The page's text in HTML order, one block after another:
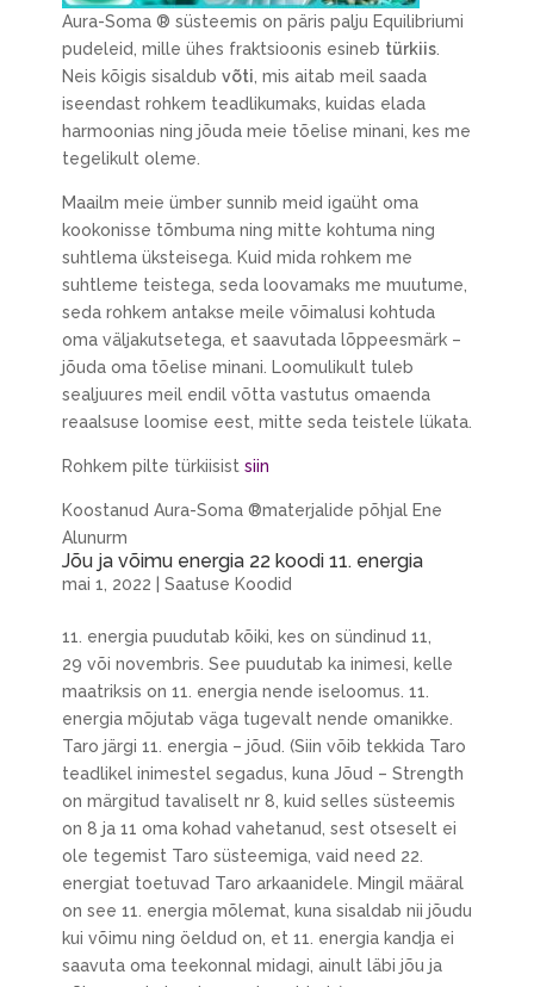
Aura-Soma ® süsteemis on päris palju Equilibriumi
pudeleid, mille ühes fraktsioonis esineb türkiis.
Neis kõigis sisaldub võti , mis aitab meil saada
iseendast rohkem teadlikumaks, kuidas elada
harmoonias ning jõuda meie tõelise minani, kes me
tegelikult oleme.
Maailm meie ümber sunnib meid igaüht oma
kookonisse tõmbuma ning mitte kohtuma ning
suhtlema üksteisega. Kuid mida rohkem me
suhtleme teistega, seda loovamaks me muutume,
seda rohkem antakse meile võimalusi kohtuda
oma väljakutsetega, et saavutada lõppeesmärk –
jõuda oma tõelise minani. Loomulikult tuleb
sealjuures meil endil võtta vastutus omaenda
reaalsuse loomise eest, mitte seda teistele lükata.
Rohkem pilte türkiisist siin
Koostanud Aura-Soma ®materjalide põhjal Ene
Alunurm
Jõu ja võimu energia 22 koodi 11. energia
mai 1, 2022 Saatuse Koodid
11. energia puudutab kõiki, kes on sündinud 11,
29 või novembris. See puudutab ka inimesi, kelle
maatriksis on 11. energia nende iseloomus. 11.
energia mõjutab väga tugevalt nende omanikke.
Taro järgi 11. energia – jõud. (Siin võib tekkida Taro
teadlikel inimestel segadus, kuna Jõud – Strength
on märgitud tavaliselt nr 8, kuid selles süsteemis
on 8 ja 11 oma kohad vahetanud, sest otseselt ei
ole tegemist Taro süsteemiga, vaid need 22.
energiat toetuvad Taro arkaanidele. Mingil määral
on see 11. energia mõlemat, kuna sisaldab nii jõudu
kui võimu ning öeldud on, et 11. energia kandja ei
saavuta oma teekonnal midagi, ainult läbi jõu ja